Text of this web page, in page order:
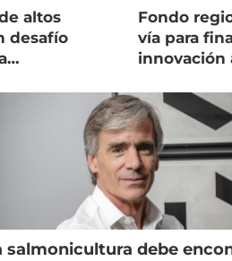
altos
desafío
Fondo
vía para
innovación
salmonicultura debe